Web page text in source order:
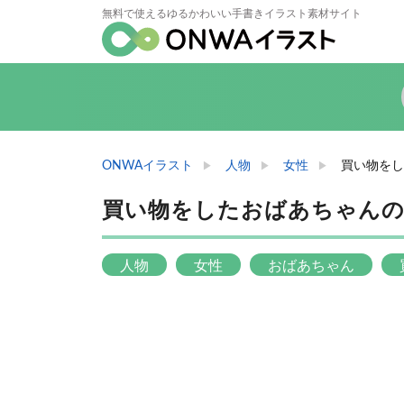
無料で使えるゆるかわいい手書きイラスト素材サイト
ONWAイラスト 人物 女性 買い物を
買い物をしたおばあちゃん
人物 女性 おばあちゃん